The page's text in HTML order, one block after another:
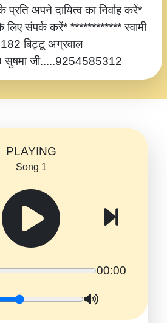
अपने दायित्व का निर्वाह करें*
संपर्क करें* ************ स्वामी
बिट्टू अग्रवाल
जी.....9254585312
PLAYING
Song 1
00:00